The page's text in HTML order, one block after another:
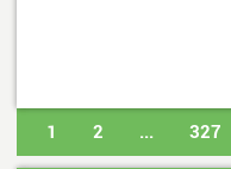
1 2 ... 327